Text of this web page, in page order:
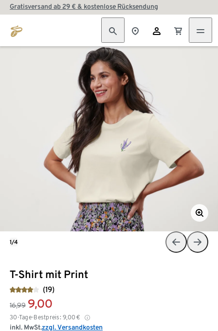
Gratisversand ab 29 € & kostenlose Rücksendung
T-Shirt mit Print
(19)
16,99 9,00
30-Tage-Bestpreis: 9,00 €
inkl. MwSt.zzgl. Versandkosten
1/4